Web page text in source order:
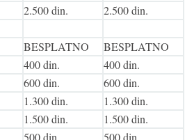
2.500 din.
2.500 din.
BESPLATNO
BESPLATNO
400 din.
400 din.
600 din.
600 din.
1.300 din.
1.300 din.
1.500 din.
1.500 din.
500 din. 500 din.